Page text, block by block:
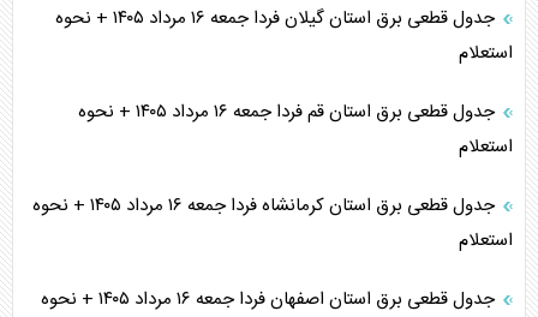
جدول قطعی برق استان گیلان فردا جمعه ۱۶ مرداد ۱۴۰۵ + نحوه
استعلام
جدول قطعی برق استان قم فردا جمعه ۱۶ مرداد ۱۴۰۵ + نحوه
استعلام
جدول قطعی برق استان کرمانشاه فردا جمعه ۱۶ مرداد ۱۴۰۵ + نحوه
استعلام
جدول قطعی برق استان اصفهان فردا جمعه ۱۶ مرداد ۱۴۰۵ + نحوه